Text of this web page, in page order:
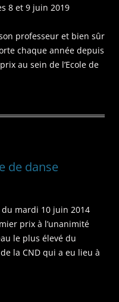
8 et 9 juin 2019
professeur et bien sûr
chaque année depuis
au sein de l’Ecole de
de danse
mardi 10 juin 2014
prix à l’unanimité
le plus élevé du
la CND qui a eu lieu à